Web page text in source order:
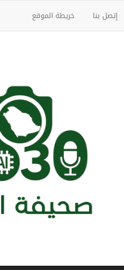
إتصل بنا خريطة الموقع